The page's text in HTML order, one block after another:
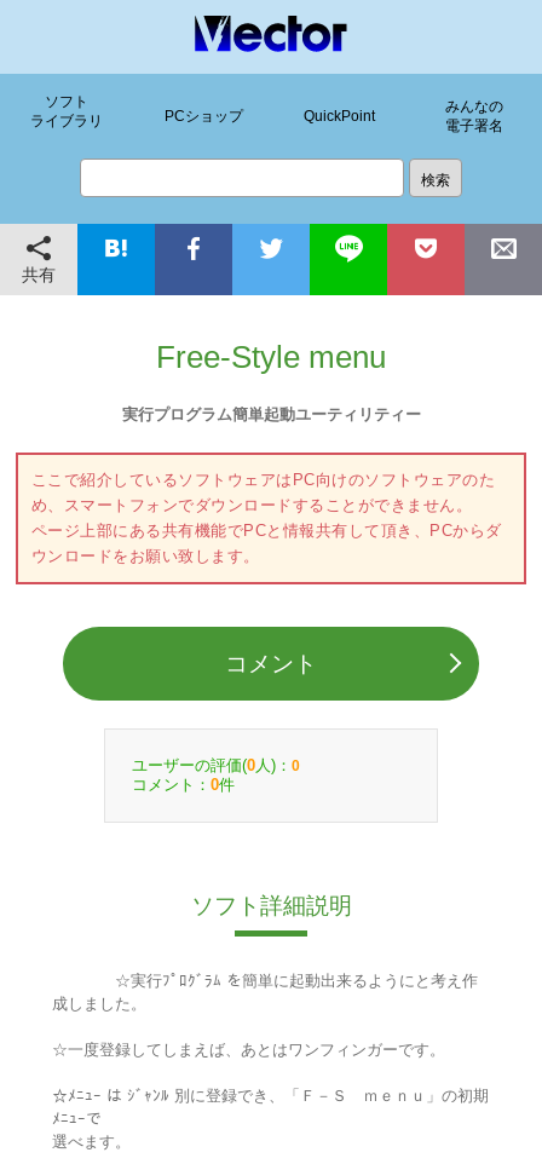
ソフト
ライブラリ
PCショップ QuickPoint
みんなの
電子署名
共有
Free-Style menu
実行プログラム簡単起動ユーティリティー
ここで紹介しているソフトウェアはPC向けのソフトウェアのた
め、スマートフォンでダウンロードすることができません。
ページ上部にある共有機能でPCと情報共有して頂き、PCからダ
ウンロードをお願い致します。
コメント
ユーザーの評価(0 人)： 0
コメント： 0件
ソフト詳細説明
☆実行ﾌﾟﾛｸﾞﾗﾑ を簡単に起動出来るようにと考え作
成しました。
☆一度登録してしまえば、あとはワンフィンガーです。
☆ﾒﾆｭｰ は ｼﾞｬﾝﾙ 別に登録でき、「Ｆ－Ｓ ｍｅｎｕ」の初期
ﾒﾆｭｰで
選べます。